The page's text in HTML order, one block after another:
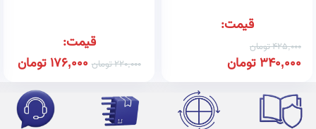
قیمت:
425,000تومان
340,000تومان
قیمت:
220,000تومان 176,000تومان